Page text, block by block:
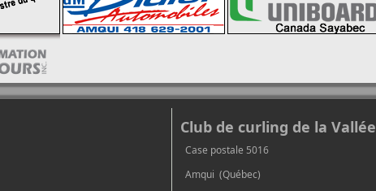
Club de curling de la Vallée
Case postale 5016
Amqui (Québec)